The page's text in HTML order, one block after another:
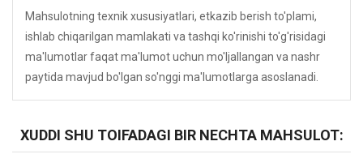
Mahsulotning texnik xususiyatlari, etkazib berish to'plami,
ishlab chiqarilgan mamlakati va tashqi ko'rinishi to'g'risidagi
ma'lumotlar faqat ma'lumot uchun mo'ljallangan va nashr
paytida mavjud bo'lgan so'nggi ma'lumotlarga asoslanadi.
XUDDI SHU TOIFADAGI BIR NECHTA MAHSULOT: